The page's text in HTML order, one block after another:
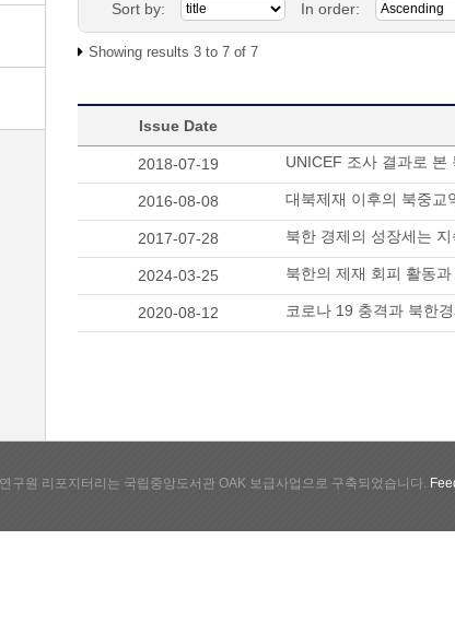
Sort by: In order:
Showing results 3 to 7 of 7
Issue Date
2018-07-19 UNICEF 조사 결과로 본
2016-08-08 대북제재 이후의 북중교
2017-07-28 북한 경제의 성장세는
2024-03-25 북한의 제재 회피 활동
2020-08-12 코로나 19 충격과 북한경
구원 리포지터리는 국립중앙도서관 OAK 보급사업으로 구축되었습니다.